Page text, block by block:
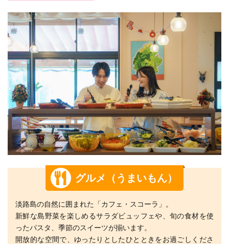
グルメ（うまいもん）
淡路島の自然に囲まれた「カフェ・スコーラ」。
新鮮な島野菜を楽しめるサラダビュッフェや、旬の食材を使
ったパスタ、季節のスイーツが揃います。
開放的な空間で、ゆったりとしたひとときをお過ごしくださ